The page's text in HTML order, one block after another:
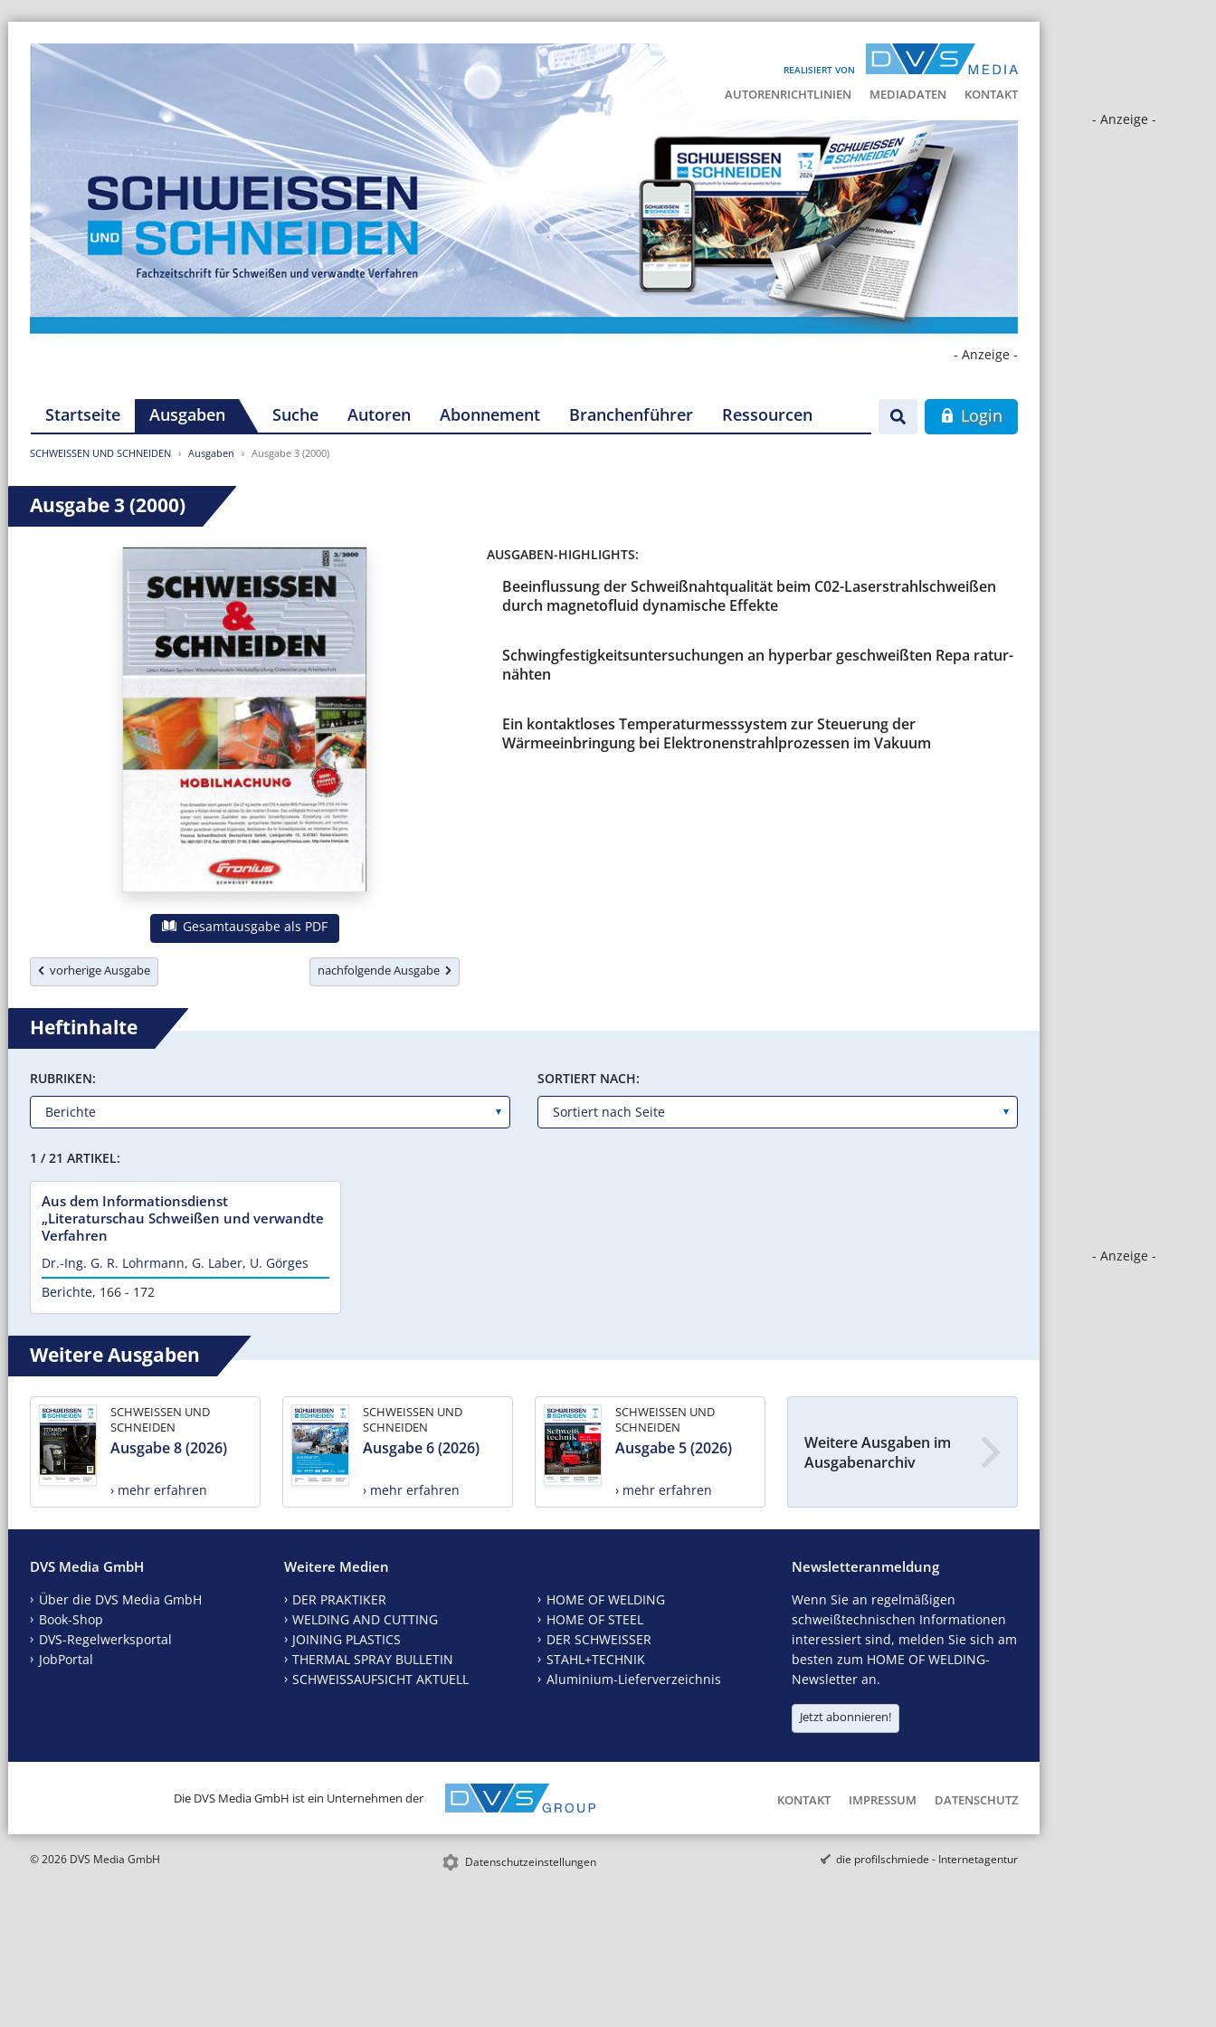
REALISIERT VON
AUTORENRICHTLINIEN MEDIADATEN KONTAKT
- Anzeige -
- Anzeige -
- Anzeige -
Startseite Ausgaben Suche Autoren Abonnement Branchenführer Ressourcen Login
SCHWEISSEN UND SCHNEIDEN Ausgaben Ausgabe 3 (2000)
Ausgabe 3 (2000)
Gesamtausgabe als PDF
vorherige Ausgabe nachfolgende Ausgabe
AUSGABEN-HIGHLIGHTS:
Beeinflussung der Schweißnahtqualität beim C02-Laserstrahlschweißen
durch magnetofluid dynamische Effekte
Schwingfestigkeitsuntersuchungen an hyperbar geschweißten Repa ratur-
nähten
Ein kontaktloses Temperaturmesssystem zur Steuerung der
Wärmeeinbringung bei Elektronenstrahlprozessen im Vakuum
Heftinhalte
RUBRIKEN: SORTIERT NACH:
1 / 21 ARTIKEL:
Aus dem Informationsdienst
„Literaturschau Schweißen und verwandte
Verfahren
Dr.-Ing. G. R. Lohrmann, G. Laber, U. Görges
Berichte, 166 - 172
Weitere Ausgaben
SCHWEISSEN UND
SCHNEIDEN
Ausgabe 8 (2026)
› mehr erfahren
SCHWEISSEN UND
SCHNEIDEN
Ausgabe 6 (2026)
› mehr erfahren
SCHWEISSEN UND
SCHNEIDEN
Ausgabe 5 (2026)
› mehr erfahren
Weitere Ausgaben im
Ausgabenarchiv
DVS Media GmbH
Über die DVS Media GmbH
Book-Shop
DVS-Regelwerksportal
JobPortal
Weitere Medien
DER PRAKTIKER
WELDING AND CUTTING
JOINING PLASTICS
THERMAL SPRAY BULLETIN
SCHWEISSAUFSICHT AKTUELL
HOME OF WELDING
HOME OF STEEL
DER SCHWEISSER
STAHL+TECHNIK
Aluminium-Lieferverzeichnis
Newsletteranmeldung
Wenn Sie an regelmäßigen
schweißtechnischen Informationen
interessiert sind, melden Sie sich am
besten zum HOME OF WELDING-
Newsletter an.
Jetzt abonnieren!
Die DVS Media GmbH ist ein Unternehmen der KONTAKT IMPRESSUM DATENSCHUTZ
© 2026 DVS Media GmbH Datenschutzeinstellungen die profilschmiede - Internetagentur